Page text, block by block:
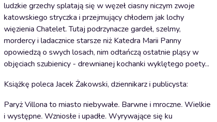
ludzkie grzechy splatają się w węzeł ciasny niczym zwoje
katowskiego stryczka i przejmujący chłodem jak lochy
więzienia Chatelet. Tutaj podrzynacze gardeł, szelmy,
mordercy i ladacznice starsze niż Katedra Marii Panny
opowiedzą o swych losach, nim odtańczą ostatnie pląsy w
objęciach szubienicy - drewnianej kochanki wyklętego poety...
Książkę poleca Jacek Żakowski, dziennikarz i publicysta:
Paryż Villona to miasto niebywałe. Barwne i mroczne. Wielkie
i występne. Wzniosłe i upadłe. Wyrywające się ku